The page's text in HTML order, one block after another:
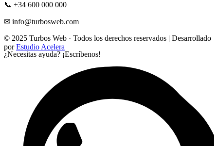
📞 +34 600 000 000
✉ info@turbosweb.com
© 2025 Turbos Web · Todos los derechos reservados | Desarrollado
porEstudio Acelera
¿Necesitas ayuda? ¡Escríbenos!